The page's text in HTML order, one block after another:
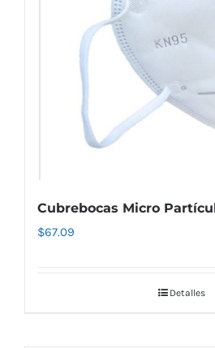
Cubrebocas Micro
$67.09
Detalles